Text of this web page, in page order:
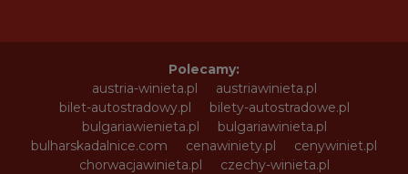
Polecamy:
austria-winieta.pl
austriawinieta.pl
bilet-autostradowy.pl
bilety-autostradowe.pl
bulgariawienieta.pl
bulgariawinieta.pl
bulharskadalnice.com
cenawiniety.pl
cenywiniet.pl
chorwacjawinieta.pl
czechy-winieta.pl